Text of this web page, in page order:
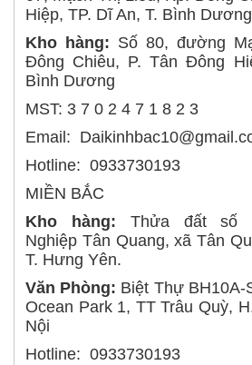
Hiệp, TP. Dĩ An, T. Bình Dương
Kho hàng: Số 80, đường
Đông Chiêu, P. Tân Đông
Bình Dương
MST: 3 7 0 2 4 7 1 8 2 3
Email:
Hotline: 0933730193
MIỀN BẮC
Kho hàng: Thửa đất số
Nghiệp Tân Quang, xã Tân
T. Hưng Yên.
Văn Phòng: Biệt Thự BH10A-
Ocean Park 1, TT Trâu Quỳ,
Nội
Hotline: 0933730193